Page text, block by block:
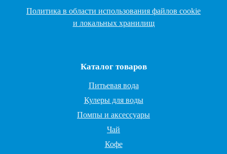
Политика в области использования файлов cookie
и локальных хранилищ
Каталог товаров
Питьевая вода
Кулеры для воды
Помпы и аксессуары
Чай
Кофе